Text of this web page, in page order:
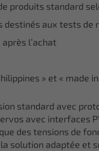
produits standard
destinés aux tests de
l’achat
» et « made
standard avec
avec interfaces
des tensions de
solution adaptée et